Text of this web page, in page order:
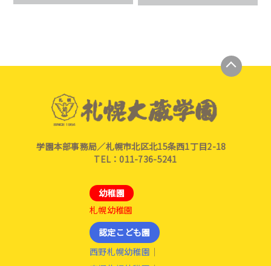
学園本部事務局／札幌市北区北15条西1丁目2-18
TEL：011-736-5241
幼稚園
札幌幼稚園
認定こども園
西野札幌幼稚園 ｜